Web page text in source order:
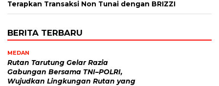
Terapkan Transaksi Non Tunai dengan BRIZZI
BERITA TERBARU
MEDAN
Rutan Tarutung Gelar Razia
Gabungan Bersama TNI–POLRI,
Wujudkan Lingkungan Rutan yang